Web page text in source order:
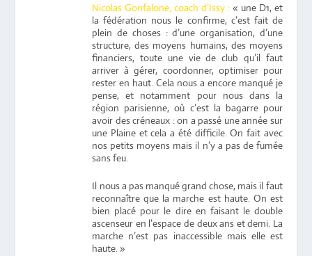
Nicolas Gonfalone, coach d’Issy : « une D1, et
la fédération nous le confirme, c’est fait de
plein de choses : d’une organisation, d’une
structure, des moyens humains, des moyens
financiers, toute une vie de club qu’il faut
arriver à gérer, coordonner, optimiser pour
rester en haut. Cela nous a encore manqué je
pense, et notamment pour nous dans la
région parisienne, où c’est la bagarre pour
avoir des créneaux : on a passé une année sur
une Plaine et cela a été difficile. On fait avec
nos petits moyens mais il n’y a pas de fumée
sans feu.
Il nous a pas manqué grand chose, mais il faut
reconnaître que la marche est haute. On est
bien placé pour le dire en faisant le double
ascenseur en l’espace de deux ans et demi. La
marche n’est pas inaccessible mais elle est
haute. »